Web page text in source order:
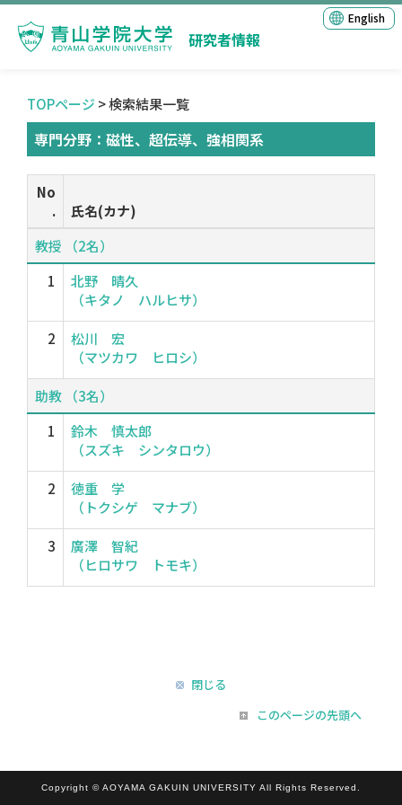
研究者情報
English
TOPページ > 検索結果一覧
専門分野：磁性、超伝導、強相関系
No
.
氏名(カナ)
教授 （2名）
1
北野 晴久
（キタノ ハルヒサ）
2
松川 宏
（マツカワ ヒロシ）
助教 （3名）
1
鈴木 慎太郎
（スズキ シンタロウ）
2
徳重 学
（トクシゲ マナブ）
3
廣澤 智紀
（ヒロサワ トモキ）
閉じる
このページの先頭へ
Copyright © AOYAMA GAKUIN UNIVERSITY All Rights Reserved.